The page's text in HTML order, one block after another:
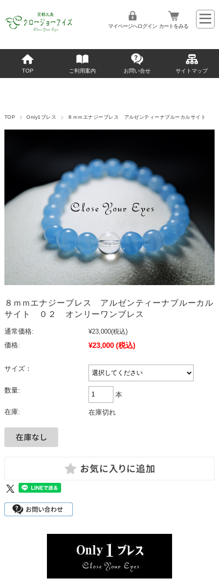
マイページへログイン カートをみる
TOP ご利用案内 お問い合せ サイトマップ
TOP Only1ブレス ８ｍｍエナジーブレス アルゼンティーナブルーカルサイト
８ｍｍエナジーブレス アルゼンティーナブルーカル
サイト ０２ オンリーワンブレス
通常価格: ¥23,000(税込)
価格:
¥23,000 (税込)
サイズ：
数量:
本
在庫: 在庫切れ